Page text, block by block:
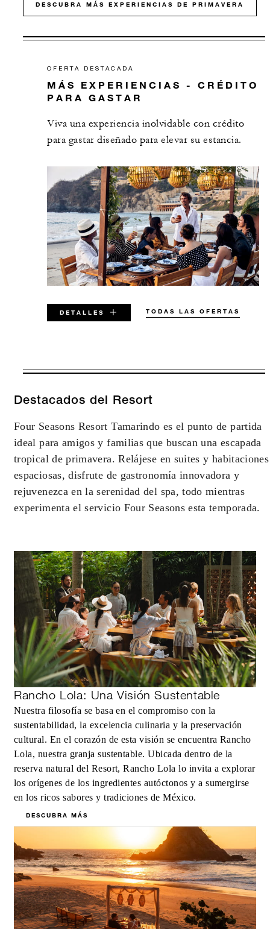
DESCUBRA MÁS EXPERIENCIAS DE PRIMAVERA
OFERTA DESTACADA
MÁS EXPERIENCIAS - CRÉDITO
PARA GASTAR
Viva una experiencia inolvidable con crédito
para gastar diseñado para elevar su estancia.
DETALLES TODAS LAS OFERTAS
VÁLIDA PARA LAS FECHAS
8 AGO. 2026 – 31 DIC. 2027
Las ofertas están sujetas a disponibilidad al
momento de reservar. Podrían aplicarse bloqueos
de fechas y otras restricciones.
ESTADÍA MÍNIMA:
3 NOCHES
INCLUIDO
Para estancias en habitación: crédito de
USD 100 por estancia
Para estancias en suite o villa: crédito de
USD 250 por estancia
Para estancias en Casa de cuatro
dormitorios con piscina y vistas al mar o
Casa de seis dormitorios a pie de playa
piscina: crédito de USD 500 por estancia
MÁS DETALLES
Destacados del Resort
Four Seasons Resort Tamarindo es el punto de partida
ideal para amigos y familias que buscan una escapada
tropical de primavera. Relájese en suites y habitaciones
espaciosas, disfrute de gastronomía innovadora y
rejuvenezca en la serenidad del spa, todo mientras
experimenta el servicio Four Seasons esta temporada.
Rancho Lola: Una Visión Sustentable
Nuestra filosofía se basa en el compromiso con la
sustentabilidad, la excelencia culinaria y la preservación
cultural. En el corazón de esta visión se encuentra Rancho
Lola, nuestra granja sustentable. Ubicada dentro de la
reserva natural del Resort, Rancho Lola lo invita a explorar
los orígenes de los ingredientes autóctonos y a sumergirse
en los ricos sabores y tradiciones de México.
DESCUBRA MÁS